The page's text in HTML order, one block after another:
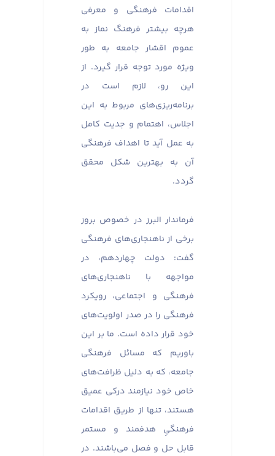
اقدامات فرهنگی و معرفی
هرچه بیشتر فرهنگ نماز به
عموم اقشار جامعه به طور
ویژه مورد توجه قرار گیرد. از
این رو، لازم است در
برنامه‌ریزی‌های مربوط به این
اجلاس، اهتمام و جدیت کامل
به عمل آید تا اهداف فرهنگی
آن به بهترین شکل محقق
گردد.
فرماندار البرز در خصوص بروز
برخی از ناهنجاری‌های فرهنگی
گفت: دولت چهاردهم، در
مواجهه با ناهنجاری‌های
فرهنگی و اجتماعی، رویکرد
فرهنگی را در صدر اولویت‌های
خود قرار داده است. ما بر این
باوریم که مسائل فرهنگی
جامعه، که به دلیل ظرافت‌های
خاص خود نیازمند درکی عمیق
هستند، تنها از طریق اقدامات
فرهنگیِ هدفمند و مستمر
قابل حل و فصل می‌باشند. در